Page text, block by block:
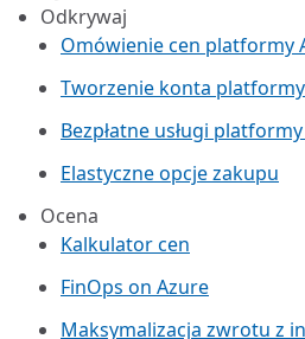
Odkrywaj
Omówienie cen platformy
Tworzenie konta
Bezpłatne usługi
Elastyczne opcje zakupu
Ocena
Kalkulator cen
FinOps on Azure
Maksymalizacja zwrotu z